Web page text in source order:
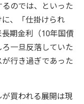
のでは、といった
、「仕掛けられ
期金利（10年国債
一旦反落していた
行き過ぎであった
買われる展開は現